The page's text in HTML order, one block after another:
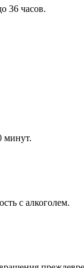
36 часов.
минут.
с алкоголем.